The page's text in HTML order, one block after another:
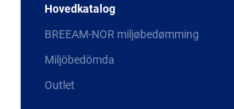
Hovedkatalog
BREEAM-NOR miljøbedømming
Miljöbedömda
Outlet